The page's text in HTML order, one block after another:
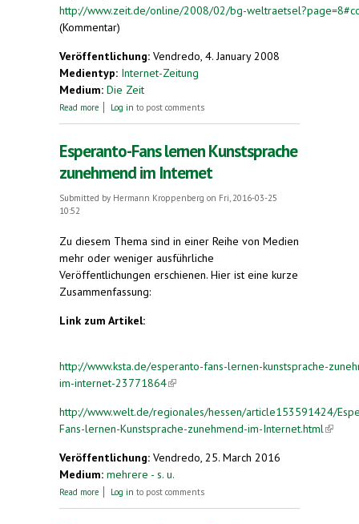
http://www.zeit.de/online/2008/02/bg-
(Kommentar)
Veröffentlichung: Vendredo, 4. January 2008
Medientyp: Internet-Zeitung
Medium: Die Zeit
Read more about Weltprojekte: Forschung für Milliarden
Log in to post comments
Esperanto-Fans lernen Kunstsprache
zunehmend im Internet
Submitted by Hermann Kroppenberg on Fri, 2016-03-25
10:52
Zu diesem Thema sind in einer Reihe von Medien
mehr oder weniger ausführliche
Veröffentlichungen erschienen. Hier ist eine kurze
Zusammenfassung:
Link zum Artikel:
http://www.ksta.de/esperanto-fans-lernen-kunstsprache-
im-internet-23771864(link is external)
http://www.welt.de/regionales/hessen/article153591424/
Fans-lernen-Kunstsprache-zunehmend-im-Internet.html(link is
Veröffentlichung: Vendredo, 25. March 2016
Medium: mehrere - s. u.
Read more about Esperanto-Fans lernen Kunstsprache
Log in to post comments